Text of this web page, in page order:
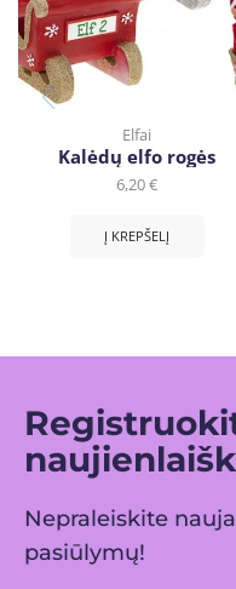
Elfai
Kalėdų elfo rogės
6,20€
Į KREPŠELĮ
Nepraleiskite
pasiūlymų!